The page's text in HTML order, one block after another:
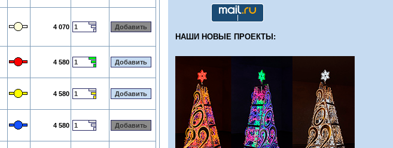
4 070
4 580
4 580
4 580
НАШИ НОВЫЕ ПРОЕКТЫ: